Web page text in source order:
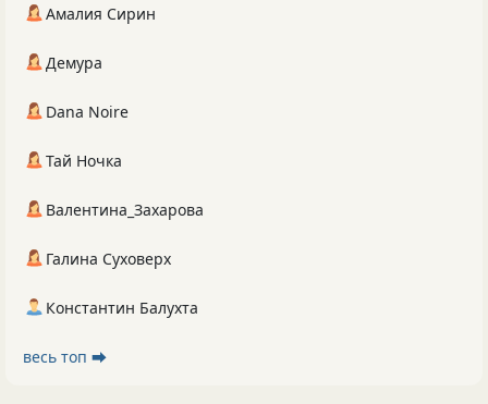
Амалия Сирин
Демура
Dana Noire
Тай Ночка
Валентина_Захарова
Галина Суховерх
Константин Балухта
весь топ ⮕